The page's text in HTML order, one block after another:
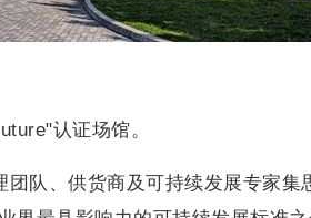
认证场馆。
队、供货商及可持续发展专家集